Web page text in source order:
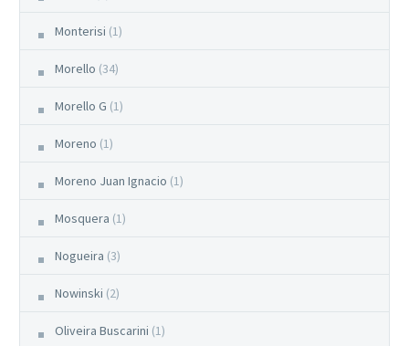
Monterisi (1)
Morello (34)
Morello G (1)
Moreno (1)
Moreno Juan Ignacio (1)
Mosquera (1)
Nogueira (3)
Nowinski (2)
Oliveira Buscarini (1)